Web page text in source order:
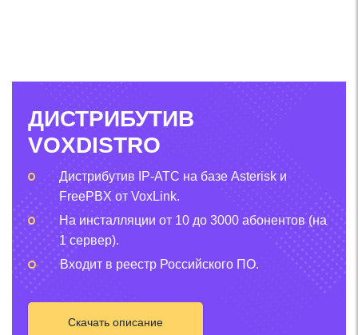
ДИСТРИБУТИВ
VOXDISTRO
Дистрибутив IP-АТС на базе Asterisk и
FreePBX от VoxLink.
На инсталляции от 10 до 3000 абонентов (на
1 сервер).
Входит в реестр Российского ПО.
Скачать описание